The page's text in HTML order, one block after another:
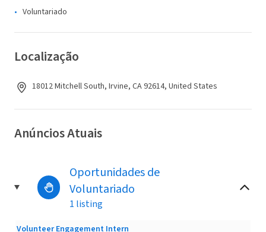
Voluntariado
Localização
18012 Mitchell South, Irvine, CA 92614, United States
Anúncios Atuais
Oportunidades de
Voluntariado
1 listing
Volunteer Engagement Intern